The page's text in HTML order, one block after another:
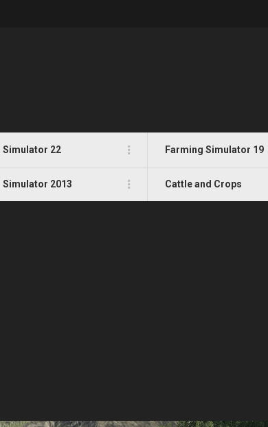
Simulator 22 Farming Simulator 19
Simulator 2013 Cattle and Crops